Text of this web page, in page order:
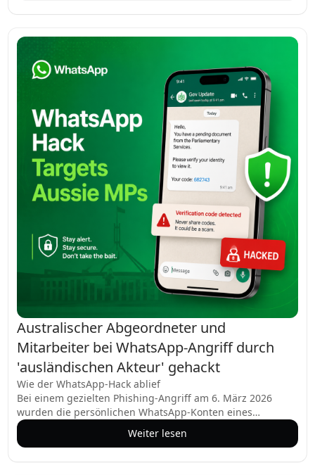
der traditionell ein einheitliches Erlebnis auf allen Geräten
Australischer Abgeordneter und
Mitarbeiter bei WhatsApp-Angriff durch
'ausländischen Akteur' gehackt
Wie der WhatsApp-Hack ablief
Bei einem gezielten Phishing-Angriff am 6. März 2026
wurden die persönlichen WhatsApp-Konten eines
australischen Bundesabgeordneten und dreier Mitarbeiter
kompromittiert. Die Angreifer verwendeten eine einfache,
Weiter lesen